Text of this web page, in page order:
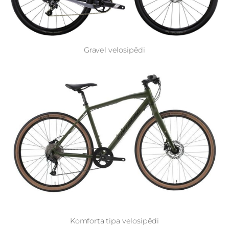
Gravel velosipēdi
Komforta tipa velosipēdi